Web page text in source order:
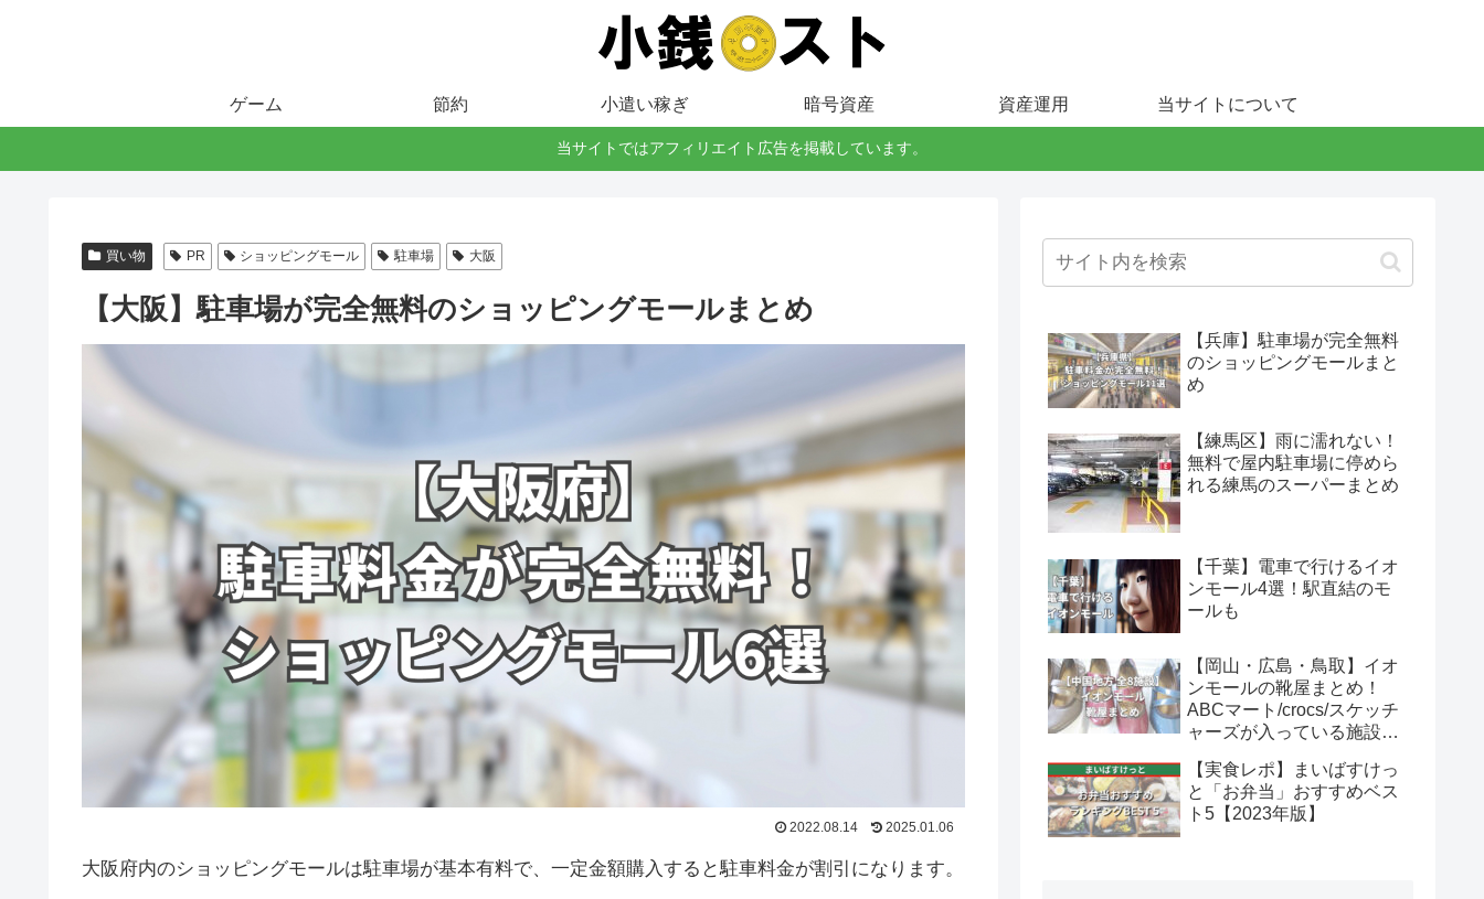
ゲーム 節約 小遣い稼ぎ 暗号資産 資産運用 当サイトについて
当サイトではアフィリエイト広告を掲載しています。
買い物 PR ショッピングモール 駐車場 大阪
【大阪】駐車場が完全無料のショッピングモールまとめ
2022.08.14 2025.01.06
大阪府内のショッピングモールは駐車場が基本有料で、一定金額購入すると駐車料金が割引になります。
【兵庫】駐車場が完全無料
のショッピングモールまと
め
【練馬区】雨に濡れない！
無料で屋内駐車場に停めら
れる練馬のスーパーまとめ
【千葉】電車で行けるイオ
ンモール4選！駅直結のモ
ールも
【岡山・広島・鳥取】イオ
ンモールの靴屋まとめ！
ABCマート/crocs/スケッチ
ャーズが入っている施設
【実食レポ】まいばすけっ
と「お弁当」おすすめベス
ト5【2023年版】